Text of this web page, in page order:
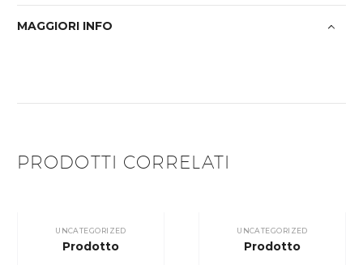
MAGGIORI INFO
PRODOTTI CORRELATI
UNCATEGORIZED
Prodotto
UNCATEGORIZED
Prodotto